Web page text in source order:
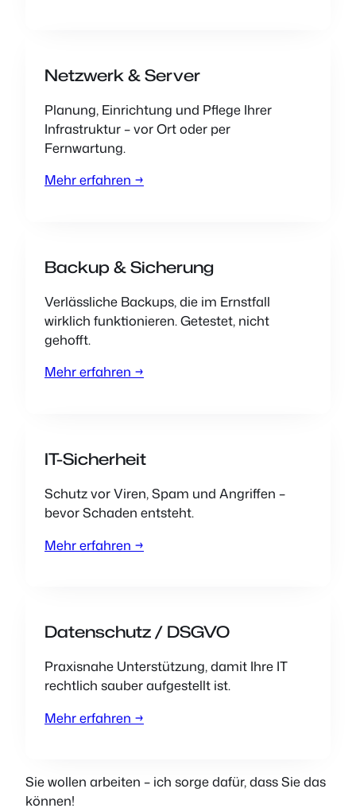
Netzwerk & Server
Planung, Einrichtung und Pflege Ihrer
Infrastruktur – vor Ort oder per
Fernwartung.
Mehr erfahren →
Backup & Sicherung
Verlässliche Backups, die im Ernstfall
wirklich funktionieren. Getestet, nicht
gehofft.
Mehr erfahren →
IT-Sicherheit
Schutz vor Viren, Spam und Angriffen –
bevor Schaden entsteht.
Mehr erfahren →
Datenschutz / DSGVO
Praxisnahe Unterstützung, damit Ihre IT
rechtlich sauber aufgestellt ist.
Mehr erfahren →
Siewollen arbeiten – ich sorge dafür, dass Sie das
können!